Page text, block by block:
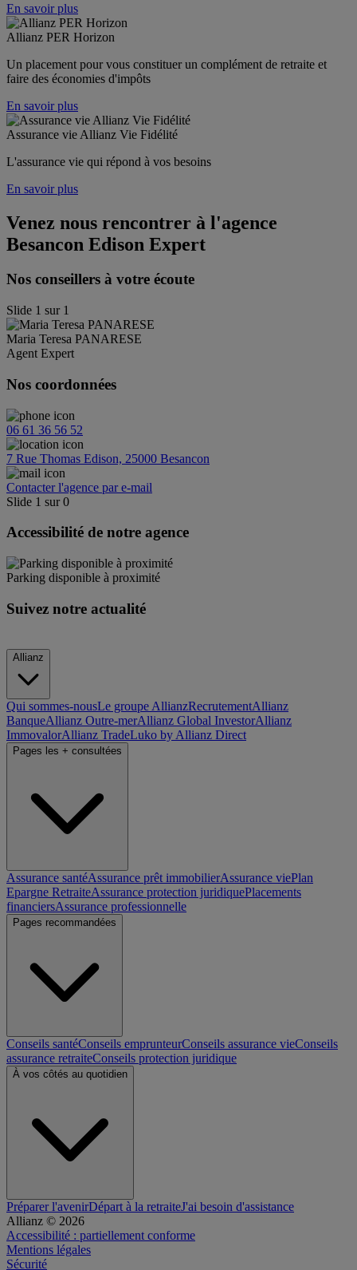
En savoir plus
Allianz PER Horizon
Un placement pour vous constituer un complément de retraite et
faire des économies d'impôts
En savoir plus
Assurance vie Allianz Vie Fidélité
L'assurance vie qui répond à vos besoins
En savoir plus
Venez nous rencontrer à l'agence
Besancon Edison Expert
Nos conseillers à votre écoute
Slide 1 sur 1
Maria Teresa PANARESE
Agent Expert
Nos coordonnées
06 61 36 56 52
7 Rue Thomas Edison, 25000 Besancon
Contacter l'agence par e-mail
Slide 1 sur0
Accessibilité de notre agence
Parking disponible à proximité
Suivez notre actualité
Allianz
Qui sommes-nousLe groupe AllianzRecrutementAllianz
BanqueAllianz Outre-merAllianz Global InvestorAllianz
ImmovalorAllianz TradeLuko by Allianz Direct
Pages les + consultées
Assurance santéAssurance prêt immobilierAssurance viePlan
Epargne RetraiteAssurance protection juridiquePlacements
financiersAssurance professionnelle
Pages recommandées
Conseils santéConseils emprunteurConseils assurance vieConseils
assurance retraiteConseils protection juridique
À vos côtés au quotidien
Préparer l'avenirDépart à la retraiteJ'ai besoin d'assistance
Allianz © 2026
Accessibilité : partiellement conforme
Mentions légales
Sécurité